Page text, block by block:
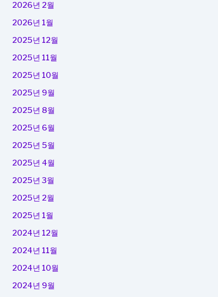
2026년 2월
2026년 1월
2025년 12월
2025년 11월
2025년 10월
2025년 9월
2025년 8월
2025년 6월
2025년 5월
2025년 4월
2025년 3월
2025년 2월
2025년 1월
2024년 12월
2024년 11월
2024년 10월
2024년 9월